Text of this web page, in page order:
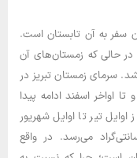
سفر به آن تابستان است.
حالی که زمستان‌های آن
سرمای زمستان تبریز در
اواخر اسفند ادامه پیدا
تیر تا اوایل شهریور
هوا به ۲۴ درجه سانتی‌گراد می‌رسد. در واقع